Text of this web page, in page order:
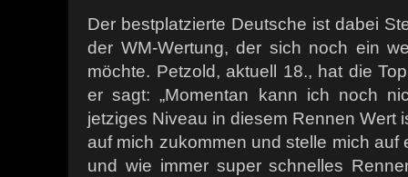
Der bestplatzierte Deutsche ist dabei
der WM-Wertung, der sich noch ein
möchte. Petzold, aktuell 18., hat die
er sagt: „Momentan kann ich noch
jetziges Niveau in diesem Rennen Wert
auf mich zukommen und stelle mich auf
und wie immer super schnelles